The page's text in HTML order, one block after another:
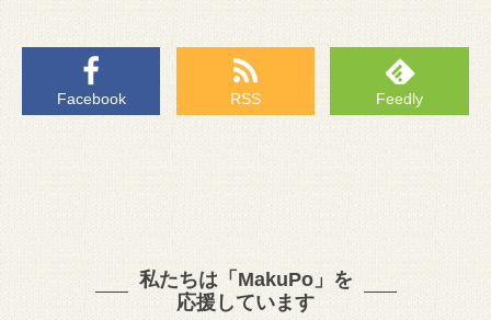
Facebook RSS Feedly
私たちは「MakuPo」を
応援しています